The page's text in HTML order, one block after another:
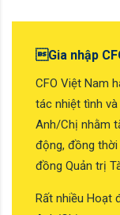
Gia nhập
CFO Việt Nam
tác nhiệt tình
Anh/Chị nhằm
động, đồng
đồng Quản trị
Rất nhiều Hoạt